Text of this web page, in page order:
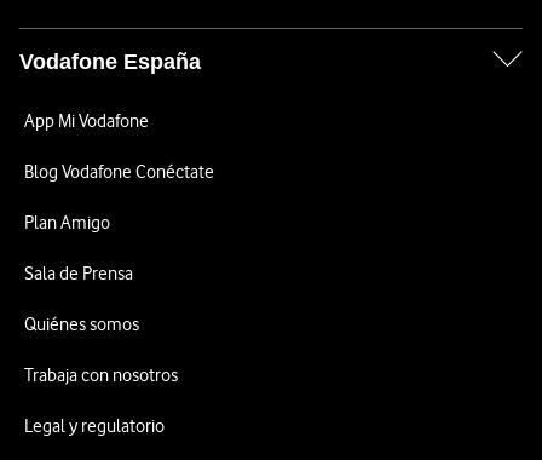
Vodafone España
App Mi Vodafone
Blog Vodafone Conéctate
Plan Amigo
Sala de Prensa
Quiénes somos
Trabaja con nosotros
Legal y regulatorio